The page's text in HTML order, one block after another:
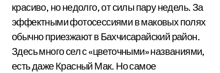
красиво, но недолго, от силы пару недель. За
эффектными фотосессиями в маковых полях
обычно приезжают в Бахчисарайский район.
Здесь много сел с «цветочными» названиями,
есть даже Красный Мак. Но самое